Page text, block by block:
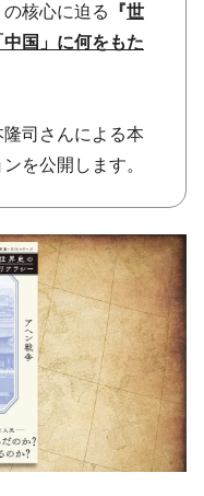
核心に迫る
『世
国」に何をもた
司さんによる本
を公開します。